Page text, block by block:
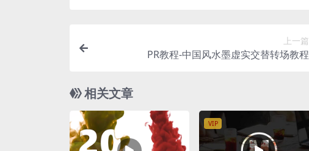
上一篇
PR教程-中国风水墨虚实交替转场教程
相关文章
VIP